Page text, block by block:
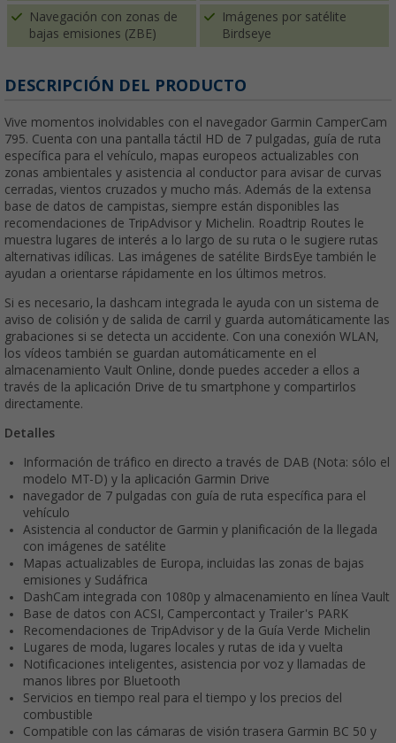
Navegación con zonas de
bajas emisiones (ZBE)
Imágenes por satélite
Birdseye
DESCRIPCIÓN DEL PRODUCTO
Vive momentos inolvidables con el navegador Garmin CamperCam
795. Cuenta con una pantalla táctil HD de 7 pulgadas, guía de ruta
específica para el vehículo, mapas europeos actualizables con
zonas ambientales y asistencia al conductor para avisar de curvas
cerradas, vientos cruzados y mucho más. Además de la extensa
base de datos de campistas, siempre están disponibles las
recomendaciones de TripAdvisor y Michelin. Roadtrip Routes le
muestra lugares de interés a lo largo de su ruta o le sugiere rutas
alternativas idílicas. Las imágenes de satélite BirdsEye también le
ayudan a orientarse rápidamente en los últimos metros.
Si es necesario, la dashcam integrada le ayuda con un sistema de
aviso de colisión y de salida de carril y guarda automáticamente las
grabaciones si se detecta un accidente. Con una conexión WLAN,
los vídeos también se guardan automáticamente en el
almacenamiento Vault Online, donde puedes acceder a ellos a
través de la aplicación Drive de tu smartphone y compartirlos
directamente.
Detalles
Información de tráfico en directo a través de DAB (Nota: sólo el
modelo MT-D) y la aplicación Garmin Drive
navegador de 7 pulgadas con guía de ruta específica para el
vehículo
Asistencia al conductor de Garmin y planificación de la llegada
con imágenes de satélite
Mapas actualizables de Europa, incluidas las zonas de bajas
emisiones y Sudáfrica
DashCam integrada con 1080p y almacenamiento en línea Vault
Base de datos con ACSI, Campercontact y Trailer's PARK
Recomendaciones de TripAdvisor y de la Guía Verde Michelin
Lugares de moda, lugares locales y rutas de ida y vuelta
Notificaciones inteligentes, asistencia por voz y llamadas de
manos libres por Bluetooth
Servicios en tiempo real para el tiempo y los precios del
combustible
Compatible con las cámaras de visión trasera Garmin BC 50 y